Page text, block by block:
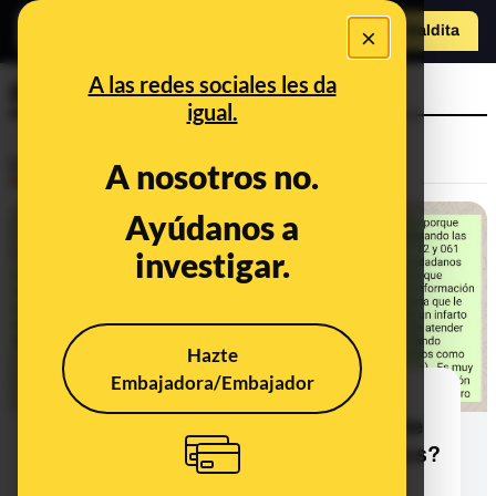
×
A las redes sociales les da
igual.
A nosotros no.
Ayúdanos a
investigar.
Hazte
Embajadora/Embajador
Hazte Maldita
Servicio Andaluz de Salud
¿Qué sabemos del número de
teléfono 900400061 supuestamente
habilitado para casos de coronavirus?
Es un número específico para